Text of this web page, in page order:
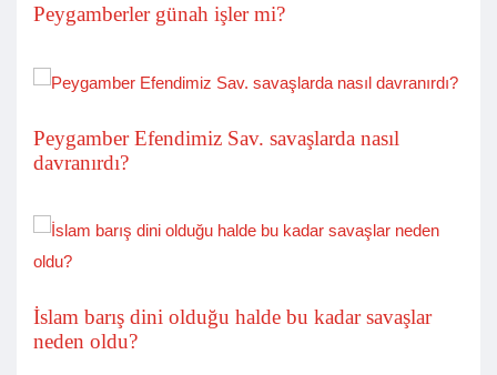
Peygamberler günah işler mi?
Peygamber Efendimiz Sav. savaşlarda nasıl
davranırdı?
İslam barış dini olduğu halde bu kadar savaşlar
neden oldu?